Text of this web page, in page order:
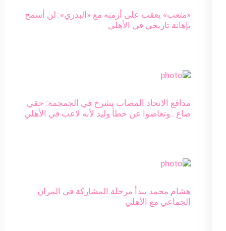
«متعب» يعقب على أزمته مع «البدري»: لن أسمح
بإهانة تاريخي في الأهلي
مدافع الاتحاد المصاب بشرخ في الجمجمة: حقي
ضاع ..وتغاضوا عن خطأ وليد لأنه لاعب في الأهلي
هشام محمد يبدأ مرحلة المشاركة في المران
الجماعي مع الأهلي